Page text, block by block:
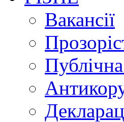
Вакансії